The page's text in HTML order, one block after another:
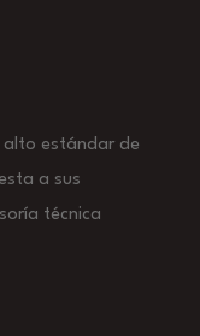
alto estándar de
a sus
técnica